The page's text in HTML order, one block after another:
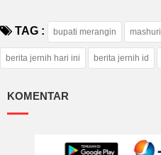
TAG : bupati merangin mashuri
berita jernih hari ini berita jernih id
KOMENTAR